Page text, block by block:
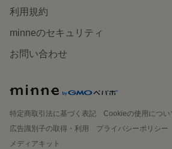
利用規約
minneのセキュリティ
お問い合わせ
特定商取引法に基づく表記
Cookieの使用につい
広告識別子の取得・利用
プライバシーポリシー
メディアキット